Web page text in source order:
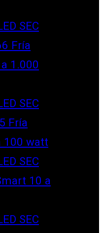
SEC
Fría
1.000
SEC
Fría
100 watt
SEC
10 a
SEC